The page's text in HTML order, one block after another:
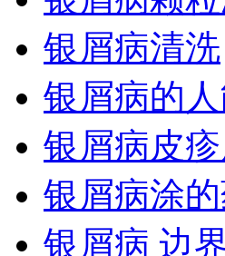
银屑病清洗
银屑病的
银屑病皮
银屑病涂
银屑病 边